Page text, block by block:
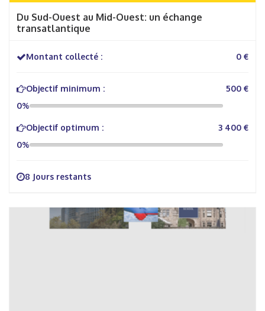
Du Sud-Ouest au Mid-Ouest: un échange
transatlantique
Montant collecté : 0 €
Objectif minimum :
500 €
0%
Objectif optimum :
3 400 €
0%
8 Jours restants